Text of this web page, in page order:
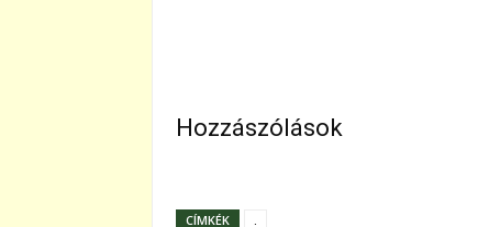
Hozzászólások
CÍMKÉK .